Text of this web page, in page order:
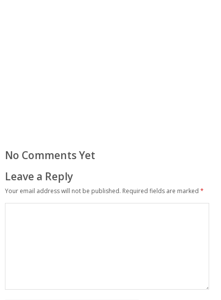
No Comments Yet
Leave a Reply
Your email address will not be published. Required fields are marked *